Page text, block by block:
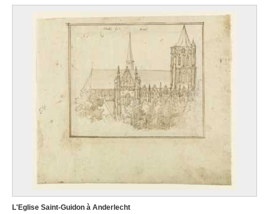
L'Eglise Saint-Guidon à Anderlecht